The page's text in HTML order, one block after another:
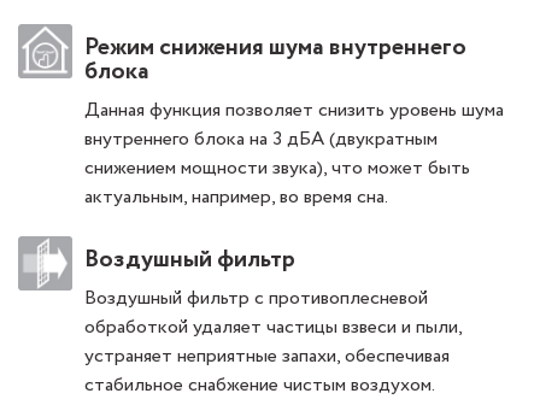
Режим снижения шума внутреннего
блока
Данная функция позволяет снизить уровень шума
внутреннего блока на 3 дБА (двукратным
снижением мощности звука), что может быть
актуальным, например, во время сна.
Воздушный фильтр
Воздушный фильтр с противоплесневой
обработкой удаляет частицы взвеси и пыли,
устраняет неприятные запахи, обеспечивая
стабильное снабжение чистым воздухом.